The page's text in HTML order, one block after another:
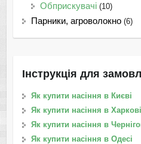
Обприскувачі (10)
Парники, агроволокно (6)
Інструкція для
Як купити насіння в Києві
Як купити насіння в Харкові
Як купити насіння в
Як купити насіння в Одесі